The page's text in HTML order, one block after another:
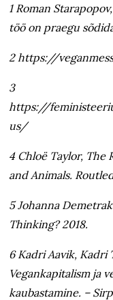
1 Roman
töö on praegu
2 https://
3
https://
us/
4 Chloë Taylor, The
and Animals.
5 Johanna
Thinking? 2018.
6 Kadri Aavik, Kadri
Vegankapitalism ja
kaubastamine. –